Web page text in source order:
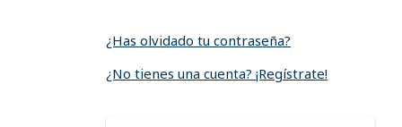
¿Has olvidado tu contraseña?
¿No tienes una cuenta? ¡Regístrate!